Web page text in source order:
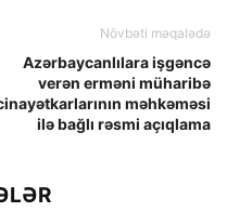
Növbəti məqalədə
Azərbaycanlılara işgəncə
verən erməni müharibə
məhkəməsi
ilə bağlı rəsmi açıqlama